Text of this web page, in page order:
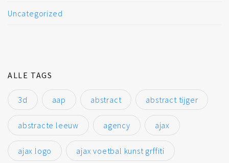
Uncategorized
ALLE TAGS
3d aap abstract abstract tijger
abstracte leeuw agency ajax
ajax logo ajax voetbal kunst grffiti